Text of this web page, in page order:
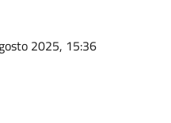
2025, 15:36